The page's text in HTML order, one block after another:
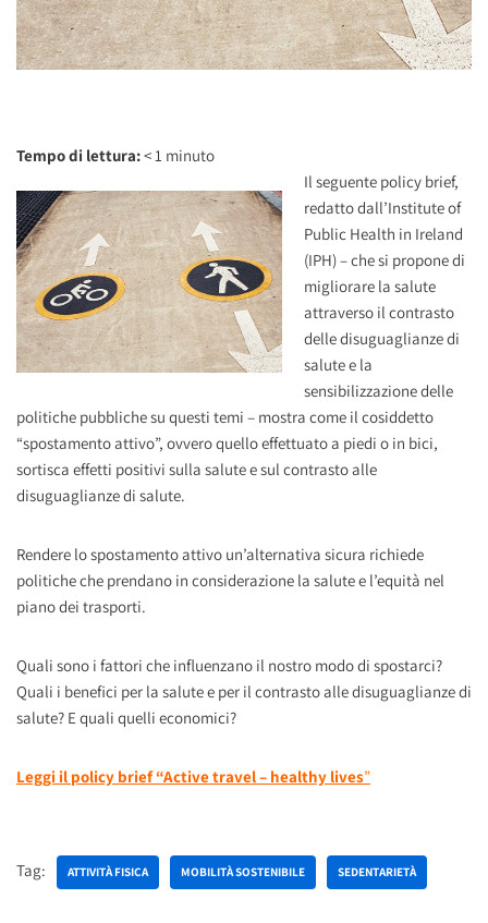
Tempo di lettura:< 1 minuto
Il seguente policy brief,
redatto dall’Institute of
Public Health in Ireland
(IPH) – che si propone di
migliorare la salute
attraverso il contrasto
delle disuguaglianze di
salute e la
sensibilizzazione delle
politiche pubbliche su questi temi – mostra come il cosiddetto
“spostamento attivo”, ovvero quello effettuato a piedi o in bici,
sortisca effetti positivi sulla salute e sul contrasto alle
disuguaglianze di salute.
Rendere lo spostamento attivo un’alternativa sicura richiede
politiche che prendano in considerazione la salute e l’equità nel
piano dei trasporti.
Quali sono i fattori che influenzano il nostro modo di spostarci?
Quali i benefici per la salute e per il contrasto alle disuguaglianze di
salute? E quali quelli economici?
Leggi il policy brief “Active travel – healthy lives”
Tag: ATTIVITÀ FISICA MOBILITÀ SOSTENIBILE SEDENTARIETÀ